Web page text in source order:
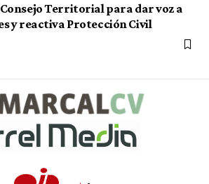
Territorial para dar voz a
y reactiva Protección Civil